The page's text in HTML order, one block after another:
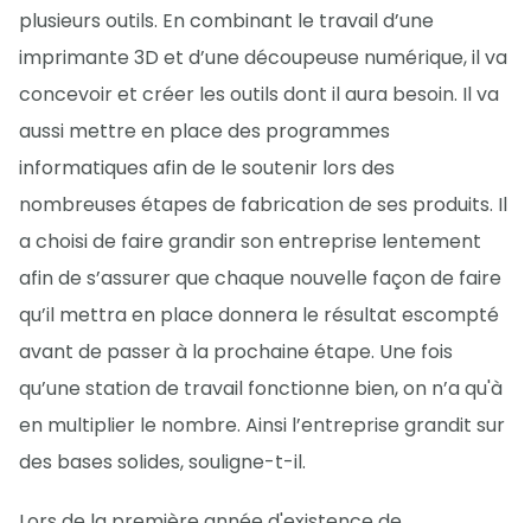
plusieurs outils. En combinant le travail d’une
imprimante 3D et d’une découpeuse numérique, il va
concevoir et créer les outils dont il aura besoin. Il va
aussi mettre en place des programmes
informatiques afin de le soutenir lors des
nombreuses étapes de fabrication de ses produits. Il
a choisi de faire grandir son entreprise lentement
afin de s’assurer que chaque nouvelle façon de faire
qu’il mettra en place donnera le résultat escompté
avant de passer à la prochaine étape. Une fois
qu’une station de travail fonctionne bien, on n’a qu'à
en multiplier le nombre. Ainsi l’entreprise grandit sur
des bases solides, souligne-t-il.